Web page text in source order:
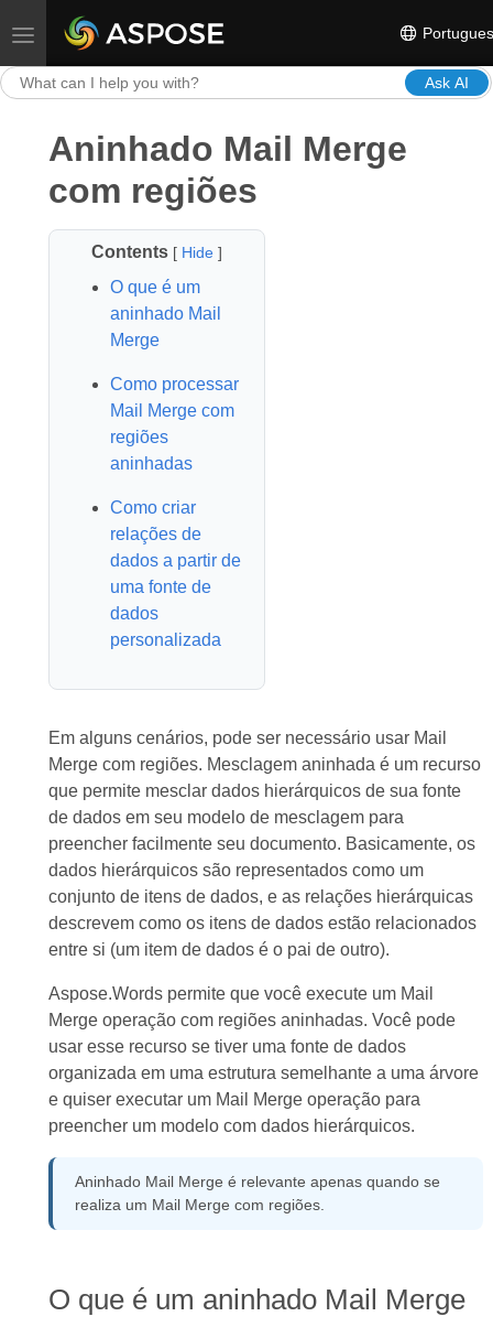
Toggle navigation
Ask AI
Aninhado Mail Merge
com regiões
Contents [ Hide]
O que é um
aninhado Mail
Merge
Como processar
Mail Merge com
regiões
aninhadas
Como criar
relações de
dados a partir de
uma fonte de
dados
personalizada
Em alguns cenários, pode ser necessário usar Mail
Merge com regiões. Mesclagem aninhada é um recurso
que permite mesclar dados hierárquicos de sua fonte
de dados em seu modelo de mesclagem para
preencher facilmente seu documento. Basicamente, os
dados hierárquicos são representados como um
conjunto de itens de dados, e as relações hierárquicas
descrevem como os itens de dados estão relacionados
entre si (um item de dados é o pai de outro).
Aspose.Words permite que você execute um Mail
Merge operação com regiões aninhadas. Você pode
usar esse recurso se tiver uma fonte de dados
organizada em uma estrutura semelhante a uma árvore
e quiser executar um Mail Merge operação para
preencher um modelo com dados hierárquicos.
Aninhado Mail Merge é relevante apenas quando se
realiza um Mail Merge com regiões.
O que é um aninhado Mail Merge